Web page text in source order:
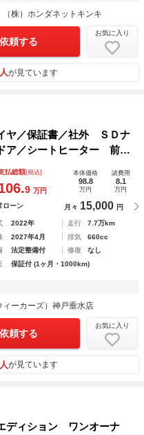
株）ホンダネットキンキ
頼する
お気に入り
が見ています
ヤ／保証書／社外 ＳＤナ
ア／シートヒーター 前席
イブレコーダー 社外／ヘ
ｔｈ接続／ＥＴＣ
払総額(税込)
9 万円
本体価格
98.8
万円
諸費用
8.1
万円
ローン 月々 15,000 円
2022年 走行
7.7万km
2027年4月 排気
660cc
法定整備付 修復
なし
保証付 (1ヶ月・1000km)
ィーカーズ）神戸垂水店
頼する
お気に入り
が見ています
ディション ワンオーナ